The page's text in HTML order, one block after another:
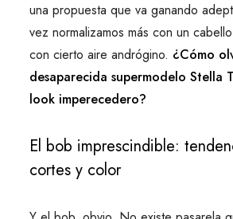
una propuesta que va ganando
vez normalizamos más con un
con cierto aire andrógino. ¿Cómo
desaparecida supermodelo Stella
look imperecedero?
El bob imprescindible:
cortes y color